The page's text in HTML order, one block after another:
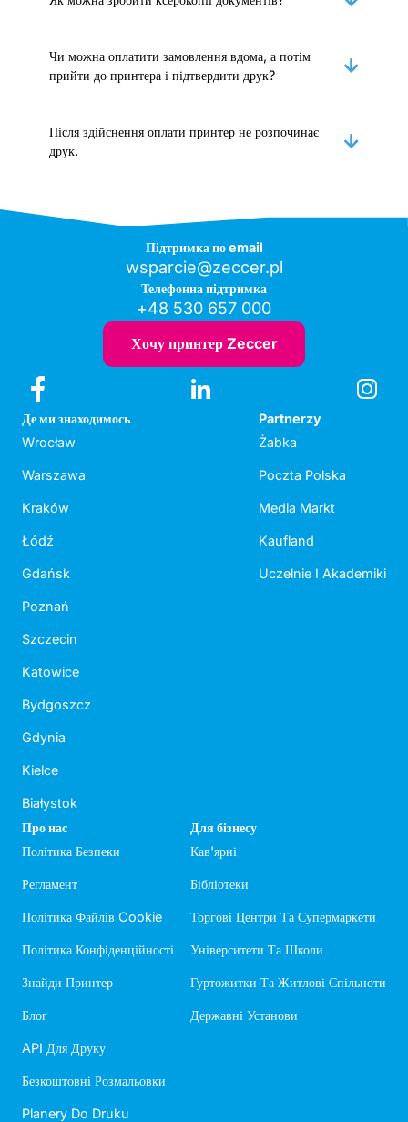
Чи можна оплатити замовлення вдома, а потім
прийти до принтера і підтвердити друк?
Після здійснення оплати принтер не розпочинає
друк.
Підтримка по email
wsparcie@zeccer.pl
Телефонна підтримка
+48 530 657 000
Хочу принтер Zeccer
Де ми знаходимось
Wrocław
Warszawa
Kraków
Łódź
Gdańsk
Poznań
Szczecin
Katowice
Bydgoszcz
Gdynia
Kielce
Białystok
Partnerzy
Żabka
Poczta Polska
Media Markt
Kaufland
Uczelnie I Akademiki
Про нас
Політика Безпеки
Регламент
Політика Файлів Cookie
Політика Конфіденційності
Знайди Принтер
Блог
API Для Друку
Безкоштовні Розмальовки
Planery Do Druku
Для бізнесу
Кав'ярні
Бібліотеки
Торгові Центри Та Супермаркети
Університети Та Школи
Гуртожитки Та Житлові Спільноти
Державні Установи